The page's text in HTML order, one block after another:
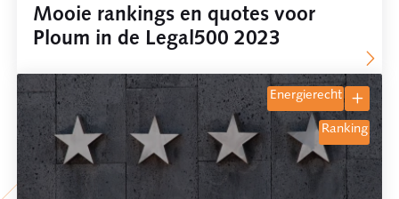
Mooie rankings en quotes voor
Ploum in de Legal500 2023
energierecht
ranking